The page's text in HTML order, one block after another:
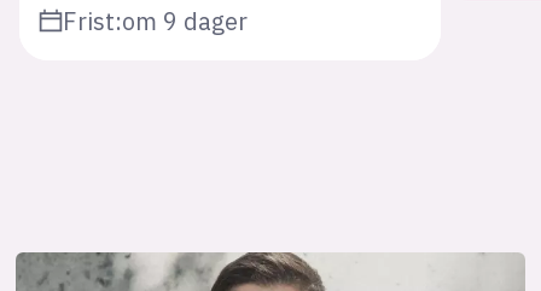
Frist:om 9 dager